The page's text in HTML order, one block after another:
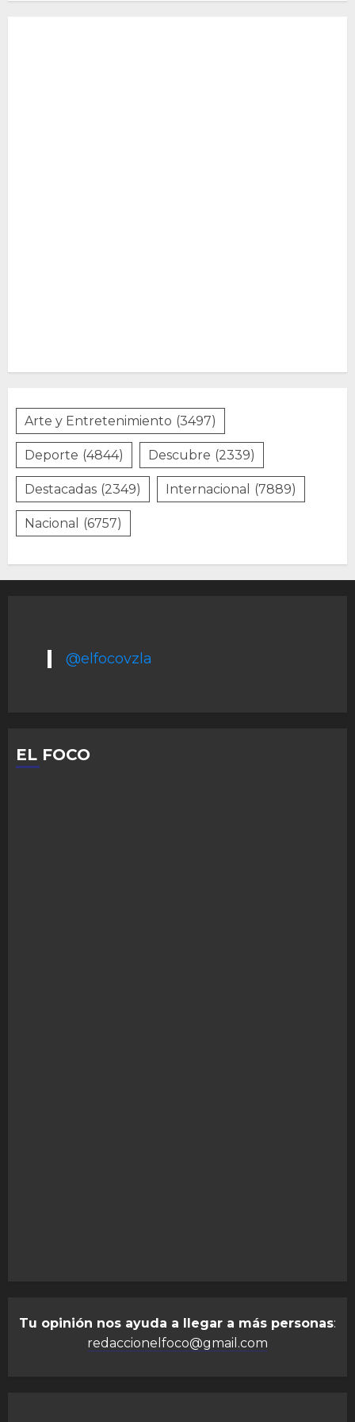
Arte y Entretenimiento (3497)
Deporte (4844) Descubre (2339)
Destacadas (2349) Internacional (7889)
Nacional (6757)
@elfocovzla
EL FOCO
Tu opinión nos ayuda a llegar a más personas:
redaccionelfoco@gmail.com